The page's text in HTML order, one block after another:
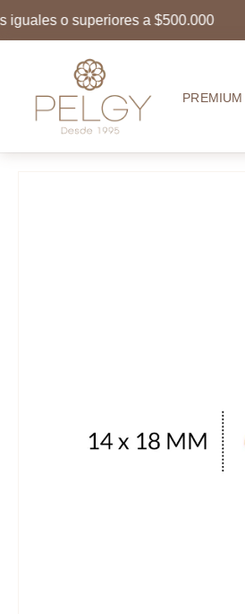
o superiores a $500.000
PREMIUM